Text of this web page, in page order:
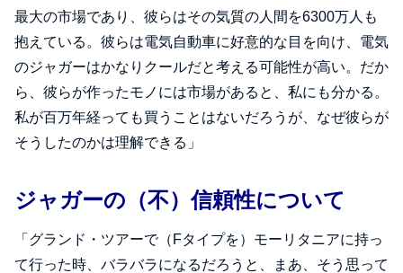
最大の市場であり、彼らはその気質の人間を6300万人も
抱えている。彼らは電気自動車に好意的な目を向け、電気
のジャガーはかなりクールだと考える可能性が高い。だか
ら、彼らが作ったモノには市場があると、私にも分かる。
私が百万年経っても買うことはないだろうが、なぜ彼らが
そうしたのかは理解できる」
ジャガーの（不）信頼性について
「グランド・ツアーで（Fタイプを）モーリタニアに持っ
て行った時、バラバラになるだろうと、まあ、そう思って